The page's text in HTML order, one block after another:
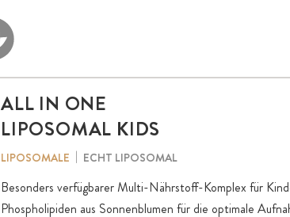
ALL IN ONE
LIPOSOMAL KIDS
LIPOSOMALE ECHT LIPOSOMAL
Besonders verfügbarer Multi-Nährstoff-Komplex für
Phospholipiden aus Sonnenblumen für die optimale